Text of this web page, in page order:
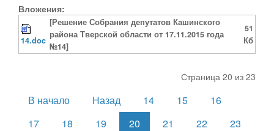
Вложения:
14.doc
[Решение Собрания депутатов Кашинского
района Тверской области от 17.11.2015 года
№14]
51
Кб
Страница 20 из 23
В начало Назад 14 15
16
17
18 19 20 21 22
23